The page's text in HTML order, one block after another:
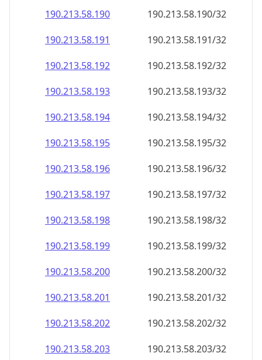
190.213.58.190
190.213.58.190/32
190.213.58.191
190.213.58.191/32
190.213.58.192
190.213.58.192/32
190.213.58.193
190.213.58.193/32
190.213.58.194
190.213.58.194/32
190.213.58.195
190.213.58.195/32
190.213.58.196
190.213.58.196/32
190.213.58.197
190.213.58.197/32
190.213.58.198
190.213.58.198/32
190.213.58.199
190.213.58.199/32
190.213.58.200
190.213.58.200/32
190.213.58.201
190.213.58.201/32
190.213.58.202
190.213.58.202/32
190.213.58.203
190.213.58.203/32